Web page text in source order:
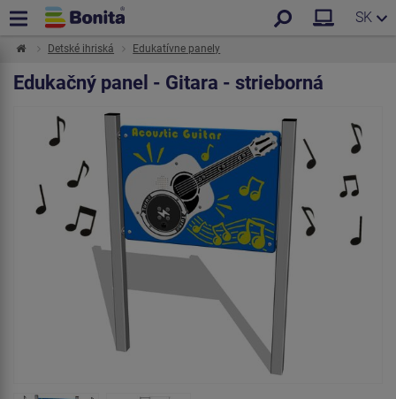
SK
Detské ihriská Edukatívne panely
Edukačný panel - Gitara - strieborná